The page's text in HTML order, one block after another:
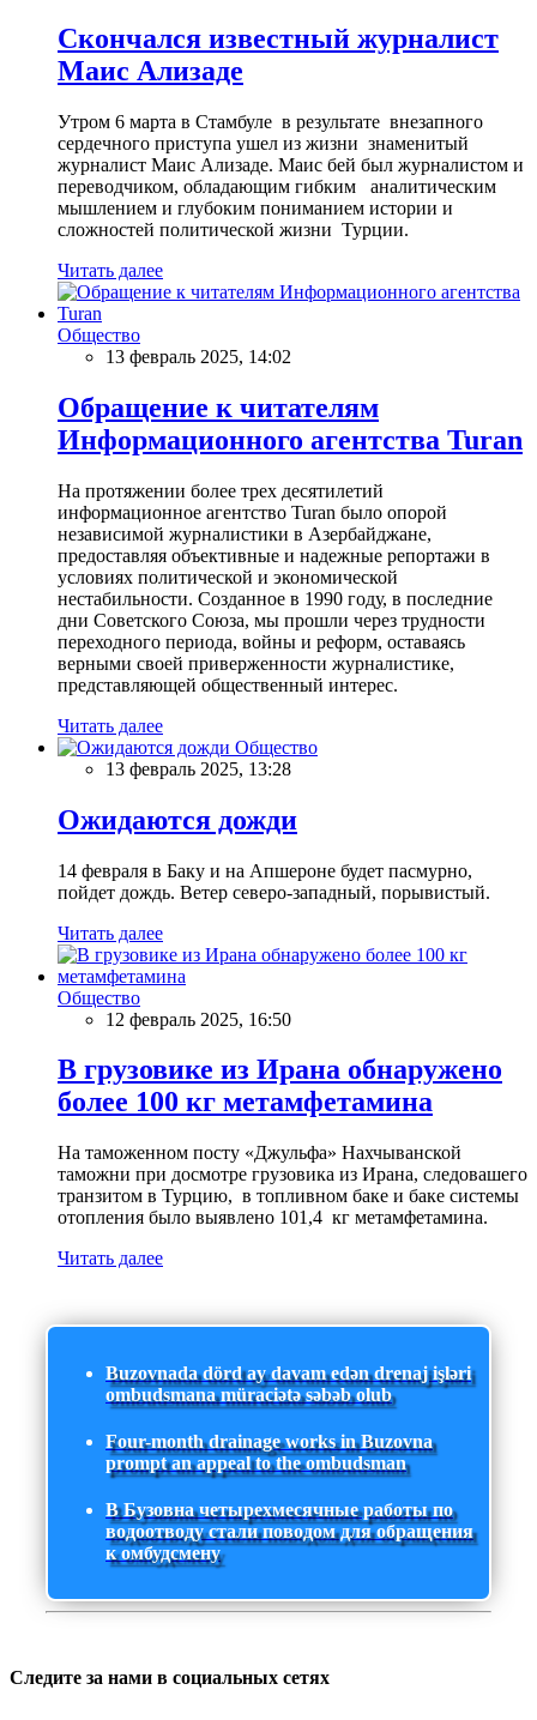
Скончался известный журналист
Маис Ализаде
Утром 6 марта в Стамбуле в результате внезапного
сердечного приступа ушел из жизни знаменитый
журналист Маис Ализаде. Маис бей был журналистом и
переводчиком, обладающим гибким аналитическим
мышлением и глубоким пониманием истории и
сложностей политической жизни Турции.
Читать далее
Общество
13 февраль 2025, 14:02
Обращение к читателям
Информационного агентства Turan
На протяжении более трех десятилетий
информационное агентство Turan было опорой
независимой журналистики в Азербайджане,
предоставляя объективные и надежные репортажи в
условиях политической и экономической
нестабильности. Созданное в 1990 году, в последние
дни Советского Союза, мы прошли через трудности
переходного периода, войны и реформ, оставаясь
верными своей приверженности журналистике,
представляющей общественный интерес.
Читать далее
Общество
13 февраль 2025, 13:28
Ожидаются дожди
14 февраля в Баку и на Апшероне будет пасмурно,
пойдет дождь. Ветер северо-западный, порывистый.
Читать далее
Общество
12 февраль 2025, 16:50
В грузовике из Ирана обнаружено
более 100 кг метамфетамина
На таможенном посту «Джульфа» Нахчыванской
таможни при досмотре грузовика из Ирана, следовашего
транзитом в Турцию, в топливном баке и баке системы
отопления было выявлено 101,4 кг метамфетамина.
Читать далее
Buzovnada dörd ay davam edən drenaj işləri
ombudsmana müraciətə səbəb olub
Four-month drainage works in Buzovna
prompt an appeal to the ombudsman
В Бузовна четырехмесячные работы по
водоотводу стали поводом для обращения
к омбудсмену
Следите за нами в социальных сетях